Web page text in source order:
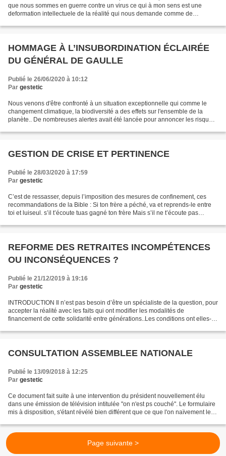
que nous sommes en guerre contre un virus ce qui à mon sens est une
deformation intellectuele de la réalité qui nous demande comme de
HOMMAGE À L’INSUBORDINATION ÉCLAIRÉE
DU GÉNÉRAL DE GAULLE
Publié le 26/06/2020 à 10:12
Par gestetic
Nous venons d'être confronté à un situation exceptionnelle qui comme le
changement climatique, la biodiversité a des effets sur l'ensemble de la
planète.. De nombreuses alertes avait été lancée pour annoncer les risques
GESTION DE CRISE ET PERTINENCE
Publié le 28/03/2020 à 17:59
Par gestetic
C’est de ressasser, depuis l’imposition des mesures de confinement, ces
recommandations de la Bible : Si ton frère a péché, va et reprends-le entre
toi et luiseul. s’il t’écoute tuas gagné ton frère Mais s’il ne t’écoute pas
REFORME DES RETRAITES INCOMPÉTENCES
OU INCONSÉQUENCES ?
Publié le 21/12/2019 à 19:16
Par gestetic
INTRODUCTION Il n’est pas besoin d’être un spécialiste de la question, pour
accepter la réalité avec les faits qui ont modifier les modalités de
financement de cette solidarité entre générations..Les conditions ont elles-
CONSULTATION ASSEMBLEE NATIONALE
Publié le 13/09/2018 à 12:25
Par gestetic
Ce document fait suite à une intervention du président nouvellement élu
dans une émission de télévision intitulée "on n'est ps couché". Le formulaire
mis à disposition, s'étant révélé bien différent que ce que l'on naïvement le
Page suivante >